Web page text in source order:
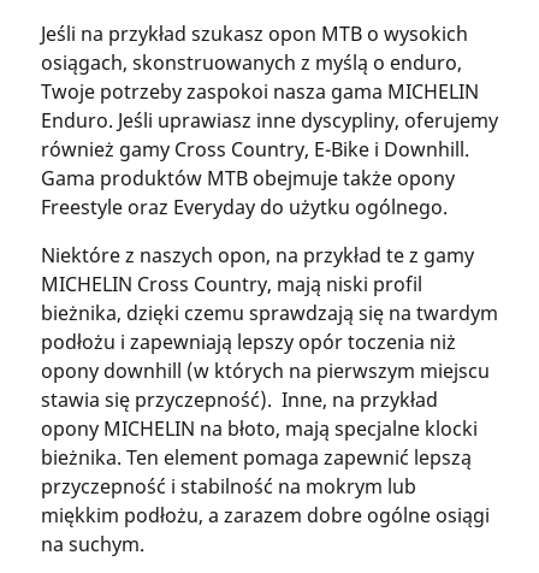
Jeśli na przykład szukasz opon MTB o wysokich
osiągach, skonstruowanych z myślą o enduro,
Twoje potrzeby zaspokoi nasza gama MICHELIN
Enduro. Jeśli uprawiasz inne dyscypliny, oferujemy
również gamy Cross Country, E-Bike i Downhill.
Gama produktów MTB obejmuje także opony
Freestyle oraz Everyday do użytku ogólnego.
Niektóre z naszych opon, na przykład te z gamy
MICHELIN Cross Country, mają niski profil
bieżnika, dzięki czemu sprawdzają się na twardym
podłożu i zapewniają lepszy opór toczenia niż
opony downhill (w których na pierwszym miejscu
stawia się przyczepność). Inne, na przykład
opony MICHELIN na błoto, mają specjalne klocki
bieżnika. Ten element pomaga zapewnić lepszą
przyczepność i stabilność na mokrym lub
miękkim podłożu, a zarazem dobre ogólne osiągi
na suchym.